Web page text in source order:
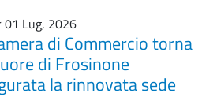
01 Lug, 2026
di Commercio torna
di Frosinone
la rinnovata sede